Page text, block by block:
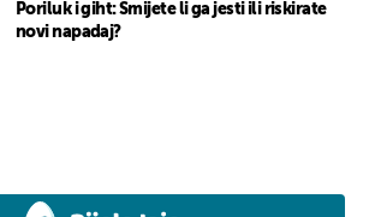
Poriluk i giht: Smijete li ga jesti ili riskirate
novi napadaj?